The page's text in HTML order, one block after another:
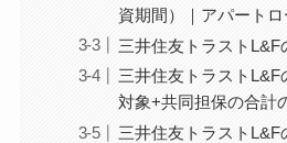
資期間）｜アパート
三井住友トラストL&F
三井住友トラスト
対象+共同担保の合計
三井住友トラストL&F